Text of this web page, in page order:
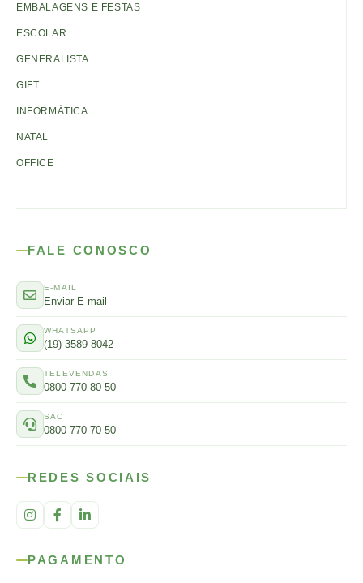
EMBALAGENS E FESTAS
ESCOLAR
GENERALISTA
GIFT
INFORMÁTICA
NATAL
OFFICE
FALE CONOSCO
E-MAIL
Enviar E-mail
WHATSAPP
(19) 3589-8042
TELEVENDAS
0800 770 80 50
SAC
0800 770 70 50
REDES SOCIAIS
PAGAMENTO